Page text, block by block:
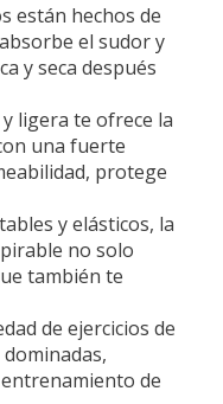
están hechos de
el sudor y
y seca después
ligera te ofrece la
una fuerte
protege
y elásticos, la
no solo
también te
de ejercicios de
de